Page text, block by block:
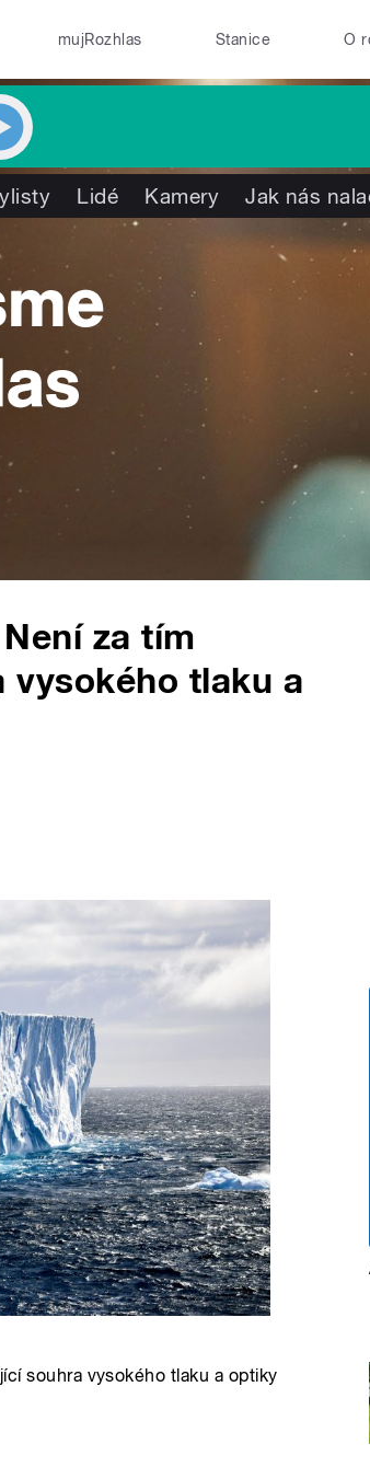
mujRozhlas Stanice O
Lidé Kamery Jak nás
za tím
vysokého tlaku a
souhra vysokého tlaku a optiky